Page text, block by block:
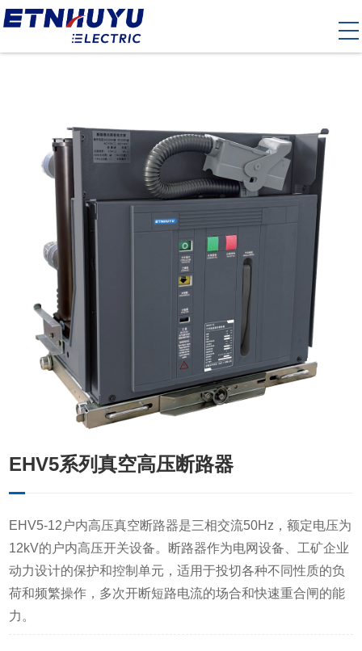
EHV5系列真空高压断路器
EHV5-12户内高压真空断路器是三相交流50Hz，额定电压为
12kV的户内高压开关设备。断路器作为电网设备、工矿企业
动力设计的保护和控制单元，适用于投切各种不同性质的负
荷和频繁操作，多次开断短路电流的场合和快速重合闸的能
力。